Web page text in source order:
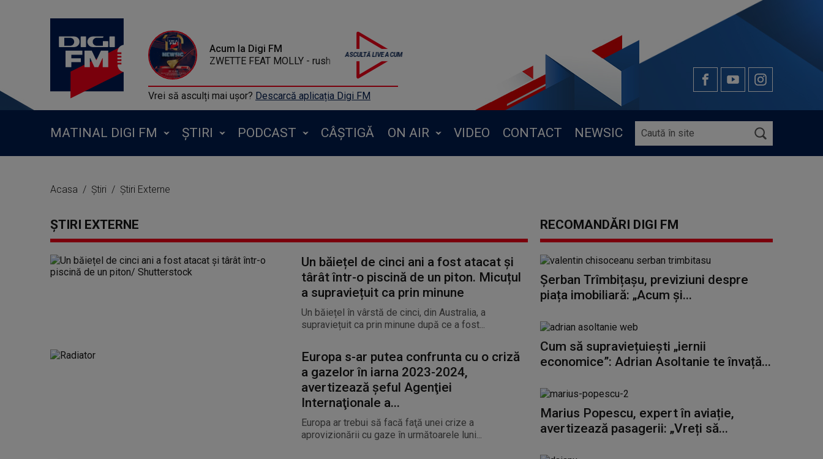
Acum la Digi FM
ZWETTE FEAT MOLLY - rush
Vrei să asculți mai ușor? Descarcă aplicația Digi FM
MATINAL DIGI FM ȘTIRI PODCAST CÂȘTIGĂ ON AIR VIDEO CONTACT NEWSIC
Acasa Știri Știri Externe
ȘTIRI EXTERNE
Un băiețel de cinci ani a fost atacat și
târât într-o piscină de un piton. Micuțul
a supraviețuit ca prin minune
Un băiețel în vârstă de cinci, din Australia, a
supraviețuit ca prin minune după ce a fost...
Europa s-ar putea confrunta cu o criză
a gazelor în iarna 2023-2024,
avertizează şeful Agenţiei
Internaţionale a...
Europa ar trebui să facă faţă unei crize a
aprovizionării cu gaze în următoarele luni...
RECOMANDĂRI DIGI FM
Șerban Trîmbițașu, previziuni despre
piața imobiliară: „Acum și...
Cum să supraviețuiești „iernii
economice”: Adrian Asoltanie te învață...
Marius Popescu, expert în aviație,
avertizează pasagerii: „Vreți să...